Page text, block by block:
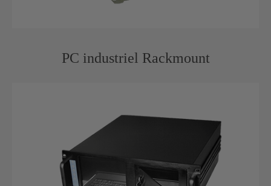
PC industriel Rackmount